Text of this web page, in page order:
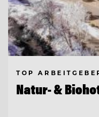
TOP
Natur- &